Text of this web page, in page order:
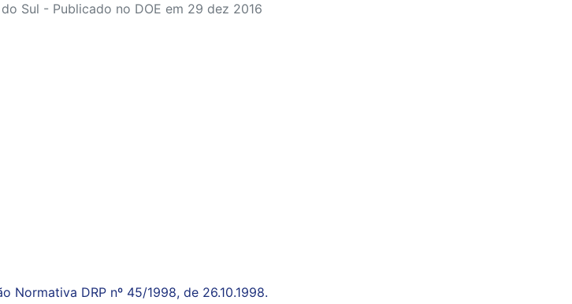
Sul - Publicado no DOE em 29 dez 2016
Normativa DRP nº 45/1998, de 26.10.1998.